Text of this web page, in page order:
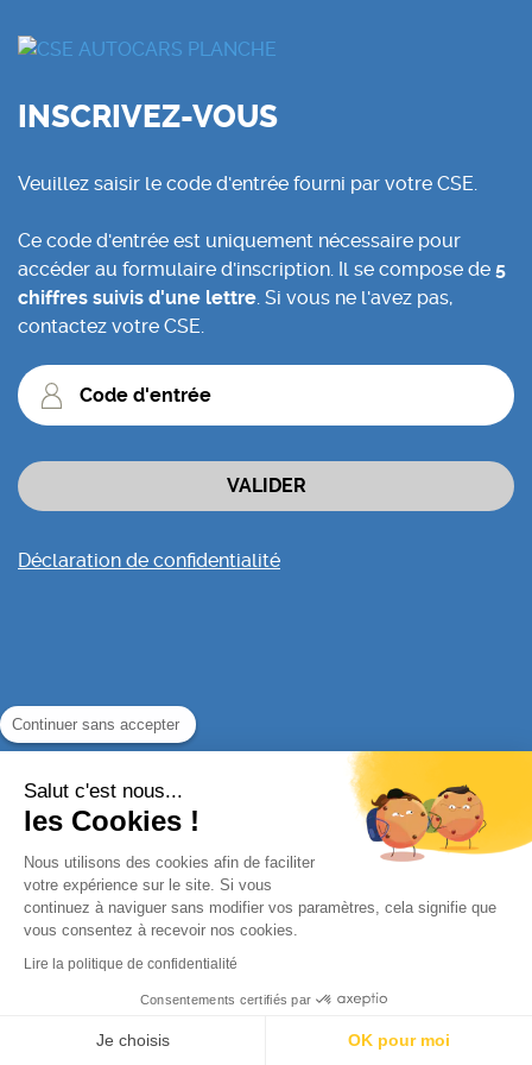
Continuer sans accepter
Salut c'est nous...
les Cookies !
Nous utilisons des cookies afin de faciliter
votre expérience sur le site. Si vous
continuez à naviguer sans modifier vos paramètres, cela signifie que
vous consentez à recevoir nos cookies.
Lire la politique de confidentialité
Consentements certifiés par
Je choisis OK pour moi
INSCRIVEZ-VOUS
Veuillez saisir le code d'entrée fourni par votre CSE.
Ce code d'entrée est uniquement nécessaire pour
accéder au formulaire d'inscription. Il se compose de 5
chiffres suivis d'une lettre. Si vous ne l'avez pas,
contactez votre CSE.
Code
d'entrée
VALIDER
Déclaration de confidentialité